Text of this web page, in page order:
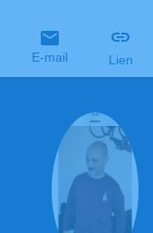
E-mail Lien